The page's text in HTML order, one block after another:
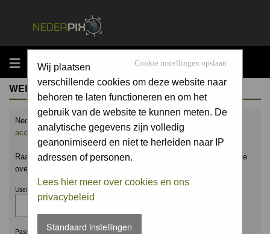
MENU Cookie instellingen opslaan
Wij plaatsen
verschillende cookies om deze website naar
behoren te laten functioneren en om het
gebruik van de website te kunnen meten. De
analytische gegevens zijn volledig
geanonimiseerd en niet te herleiden naar IP
adressen of personen.
Lees hier meer over cookies en ons
privacybeleid
Standaard instellingen
WELCOME GUEST
Nederpix.nl is hét platform voor de natuurfotograaf.
account aanen upload ook jouw mooiste foto's.
Raak geïnspireerd door het werk van anderen en leer en praat mee
over alles wat bij natuurfotografie komt kijken!
Username:
Password: